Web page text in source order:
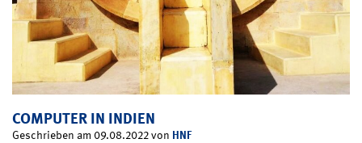
COMPUTER IN INDIEN
Geschrieben am 09.08.2022 von HNF